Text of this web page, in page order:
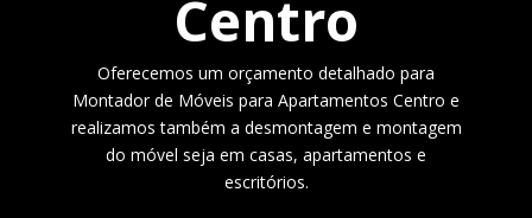
Centro
Oferecemos um orçamento detalhado para
Montador de Móveis para Apartamentos Centro e
realizamos também a desmontagem e montagem
do móvel seja em casas, apartamentos e
escritórios.